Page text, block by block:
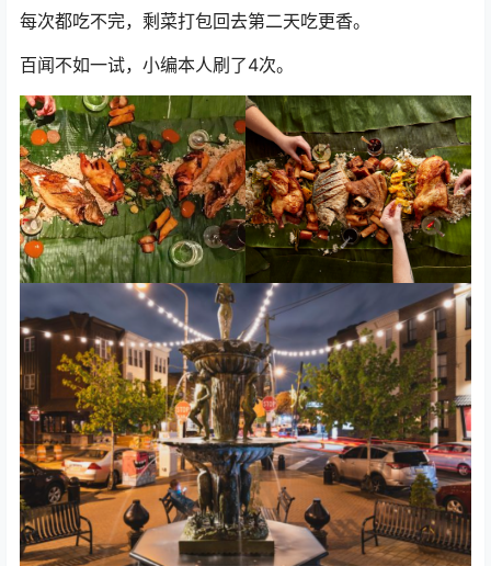
每次都吃不完，剩菜打包回去第二天吃更香。
百闻不如一试，小编本人刷了4次。